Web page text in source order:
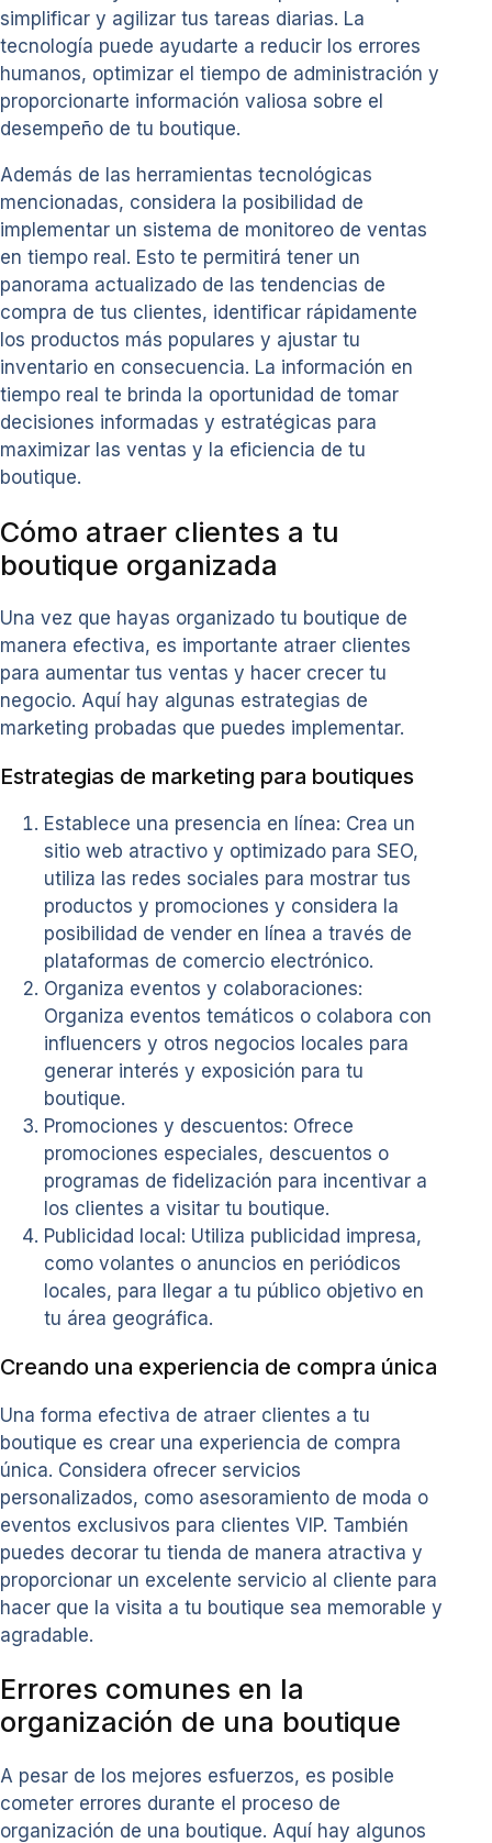
simplificar y agilizar tus tareas diarias. La
tecnología puede ayudarte a reducir los errores
humanos, optimizar el tiempo de administración y
proporcionarte información valiosa sobre el
desempeño de tu boutique.
Además de las herramientas tecnológicas
mencionadas, considera la posibilidad de
implementar un sistema de monitoreo de ventas
en tiempo real. Esto te permitirá tener un
panorama actualizado de las tendencias de
compra de tus clientes, identificar rápidamente
los productos más populares y ajustar tu
inventario en consecuencia. La información en
tiempo real te brinda la oportunidad de tomar
decisiones informadas y estratégicas para
maximizar las ventas y la eficiencia de tu
boutique.
Cómo atraer clientes a tu
boutique organizada
Una vez que hayas organizado tu boutique de
manera efectiva, es importante atraer clientes
para aumentar tus ventas y hacer crecer tu
negocio. Aquí hay algunas estrategias de
marketing probadas que puedes implementar.
Estrategias de marketing para boutiques
Establece una presencia en línea: Crea un
sitio web atractivo y optimizado para SEO,
utiliza las redes sociales para mostrar tus
productos y promociones y considera la
posibilidad de vender en línea a través de
plataformas de comercio electrónico.
Organiza eventos y colaboraciones:
Organiza eventos temáticos o colabora con
influencers y otros negocios locales para
generar interés y exposición para tu
boutique.
Promociones y descuentos: Ofrece
promociones especiales, descuentos o
programas de fidelización para incentivar a
los clientes a visitar tu boutique.
Publicidad local: Utiliza publicidad impresa,
como volantes o anuncios en periódicos
locales, para llegar a tu público objetivo en
tu área geográfica.
Creando una experiencia de compra única
Una forma efectiva de atraer clientes a tu
boutique es crear una experiencia de compra
única. Considera ofrecer servicios
personalizados, como asesoramiento de moda o
eventos exclusivos para clientes VIP. También
puedes decorar tu tienda de manera atractiva y
proporcionar un excelente servicio al cliente para
hacer que la visita a tu boutique sea memorable y
agradable.
Errores comunes en la
organización de una boutique
A pesar de los mejores esfuerzos, es posible
cometer errores durante el proceso de
organización de una boutique. Aquí hay algunos